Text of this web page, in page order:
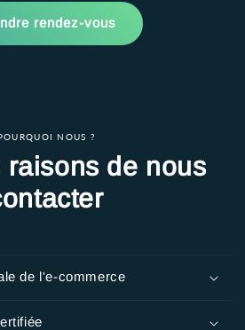
rendez-vous
NOUS ?
raisons de nous
de l'e-commerce